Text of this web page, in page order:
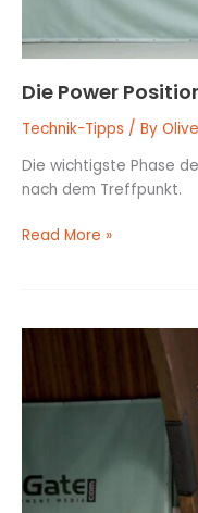
Die Power
Technik-Tipps / By
Die wichtigste Phase
nach dem Treffpunkt.
Read More »